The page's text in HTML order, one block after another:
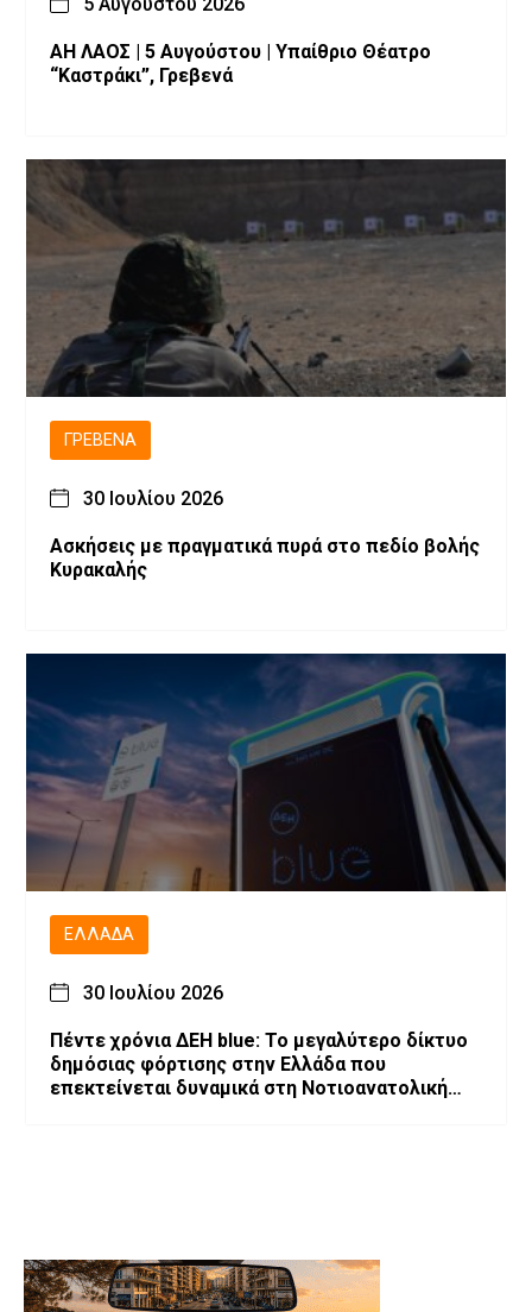
ΑΗ ΛΑΟΣ | 5 Αυγούστου | Υπαίθριο Θέατρο
“Καστράκι”, Γρεβενά
ΓΡΕΒΕΝΆ
30 Ιουλίου 2026
Ασκήσεις με πραγματικά πυρά στο πεδίο βολής
Κυρακαλής
ΕΛΛΆΔΑ
30 Ιουλίου 2026
Πέντε χρόνια ΔΕΗ blue: Το μεγαλύτερο δίκτυο
δημόσιας φόρτισης στην Ελλάδα που
επεκτείνεται δυναμικά στη Νοτιοανατολική